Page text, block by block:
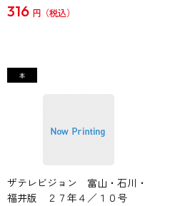
316 円
ザテレビジョン 富山・石川・
福井版 ２７年４／１０号